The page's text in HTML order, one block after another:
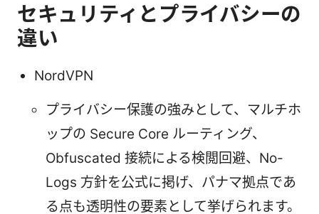
セキュリティとプライバシーの
違い
NordVPN
プライバシー保護の強みとして、マルチホ
ップの Secure Core ルーティング、
Obfuscated 接続による検閲回避、No-
Logs 方針を公式に掲げ、パナマ拠点であ
る点も透明性の要素として挙げられます。